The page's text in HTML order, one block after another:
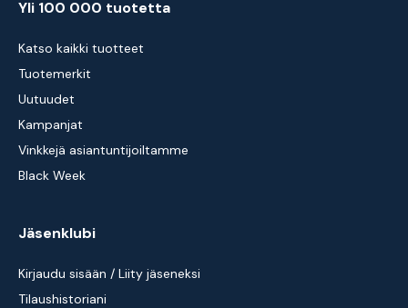
Yli 100 000 tuotetta
Katso kaikki tuotteet
Tuotemerkit
Uutuudet
Kampanjat
Vinkkejä asiantuntijoiltamme
Black Week
Jäsenklubi
Kirjaudu sisään / Liity jäseneksi
Tilaushistoriani